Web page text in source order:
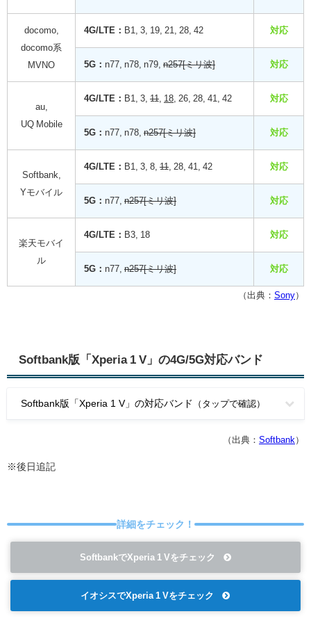
docomo,
docomo系
MVNO
4G/LTE： B1, 3, 19, 21, 28, 42 対応
5G： n77, n78, n79, n257[ミリ波] 対応
au,
UQ Mobile
4G/LTE： B1, 3, 11 18 , 26, 28, 41, 42 対応
5G： n77, n78, n257[ミリ波] 対応
Softbank,
Yモバイル
4G/LTE： B1, 3, 8, 11 , 28, 41, 42 対応
5G： n77, n257[ミリ波] 対応
楽天モバイ
ル
4G/LTE： B3, 18 対応
5G： n77, n257[ミリ波] 対応
（出典： Sony）
Softbank版「Xperia 1 V」の4G/5G対応バンド
Softbank版「Xperia 1 V」の対応バンド （タップで確認）
（出典： Softbank ）
※後日追記
詳細をチェック！
SoftbankでXperia 1 Vをチェック
イオシスでXperia 1 Vをチェック